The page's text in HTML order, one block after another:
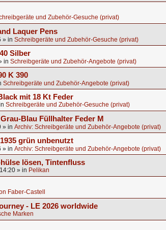
und Zubehör-Gesuche (privat)
Laquer Pens
» in Schreibgeräte und Zubehör-Gesuche (privat)
Silber
in Schreibgeräte und Zubehör-Angebote (privat)
K 390
Schreibgeräte und Zubehör-Angebote (privat)
mit 18 Kt Feder
Schreibgeräte und Zubehör-Gesuche (privat)
Blau Füllhalter Feder M
» in Archiv: Schreibgeräte und Zubehör-Angebote (privat)
grün unbenutzt
» in Archiv: Schreibgeräte und Zubehör-Angebote (privat)
lösen, Tintenfluss
» in Pelikan
Faber-Castell
- LE 2026 worldwide
Marken